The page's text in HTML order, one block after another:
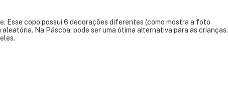
Esse copo possui 6 decorações diferentes (como mostra a foto
Na Páscoa, pode ser uma ótima alternativa para as crianças.